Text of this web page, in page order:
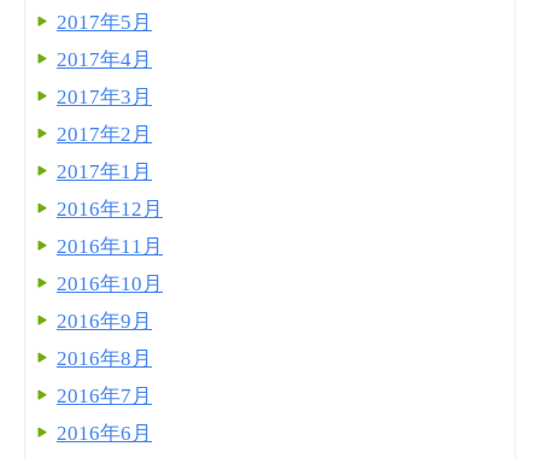
2017年5月
2017年4月
2017年3月
2017年2月
2017年1月
2016年12月
2016年11月
2016年10月
2016年9月
2016年8月
2016年7月
2016年6月